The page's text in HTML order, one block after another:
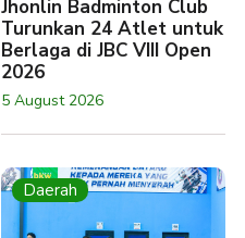
Jhonlin Badminton Club
Turunkan 24 Atlet untuk
Berlaga di JBC VIII Open
2026
5 August 2026
Daerah